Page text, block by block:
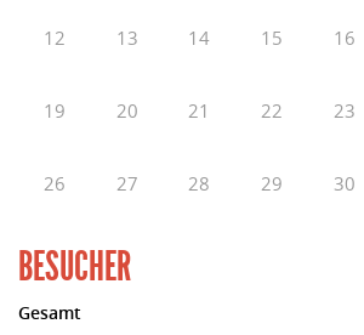
12 13 14 15 16
19 20 21 22 23
26 27 28 29 30
BESUCHER
Gesamt